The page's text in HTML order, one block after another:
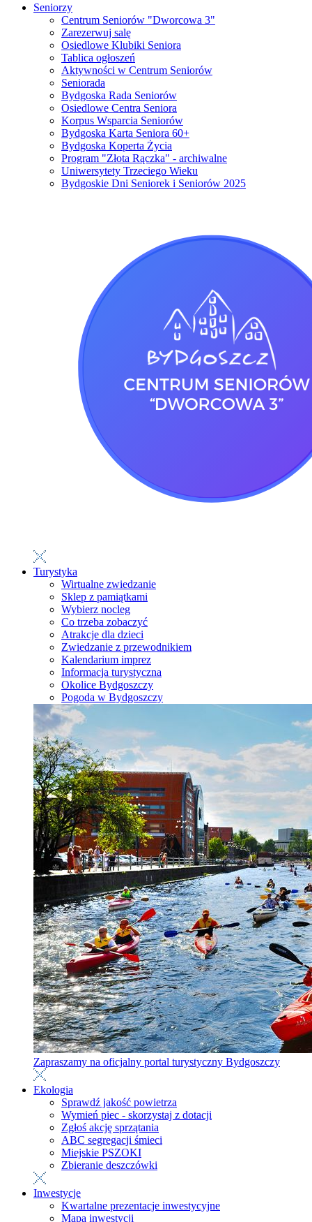
Seniorzy
Centrum Seniorów "Dworcowa 3"
Zarezerwuj salę
Osiedlowe Klubiki Seniora
Tablica ogłoszeń
Aktywności w Centrum Seniorów
Seniorada
Bydgoska Rada Seniorów
Osiedlowe Centra Seniora
Korpus Wsparcia Seniorów
Bydgoska Karta Seniora 60+
Bydgoska Koperta Życia
Program "Złota Rączka" - archiwalne
Uniwersytety Trzeciego Wieku
Bydgoskie Dni Seniorek i Seniorów 2025
Turystyka
Wirtualne zwiedzanie
Sklep z pamiątkami
Wybierz nocleg
Co trzeba zobaczyć
Atrakcje dla dzieci
Zwiedzanie z przewodnikiem
Kalendarium imprez
Informacja turystyczna
Okolice Bydgoszczy
Pogoda w Bydgoszczy
Zapraszamy na oficjalny portal turystyczny Bydgoszczy
Ekologia
Sprawdź jakość powietrza
Wymień piec - skorzystaj z dotacji
Zgłoś akcję sprzątania
ABC segregacji śmieci
Miejskie PSZOKI
Zbieranie deszczówki
Inwestycje
Kwartalne prezentacje inwestycyjne
Mapa inwestycji